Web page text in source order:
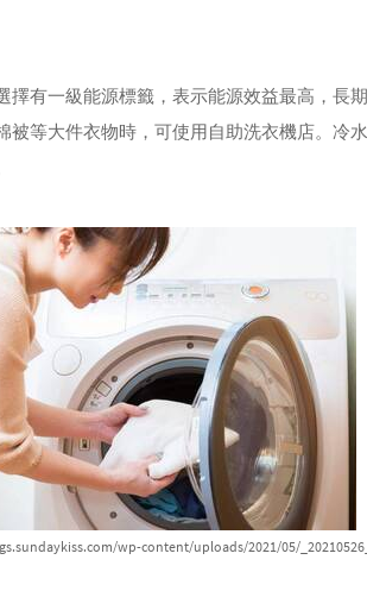
擇有一級能源標籤，表示能源效益最高，長
被等大件衣物時，可使用自助洗衣機店。冷
wp-content/uploads/2021/05/